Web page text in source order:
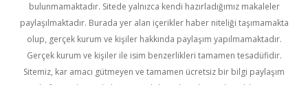
bulunmamaktadır. Sitede yalnızca kendi hazırladığımız makaleler
paylaşılmaktadır. Burada yer alan içerikler haber niteliği taşımamakta
olup, gerçek kurum ve kişiler hakkında paylaşım yapılmamaktadır.
Gerçek kurum ve kişiler ile isim benzerlikleri tamamen tesadüfidir.
Sitemiz, kar amacı gütmeyen ve tamamen ücretsiz bir bilgi paylaşım